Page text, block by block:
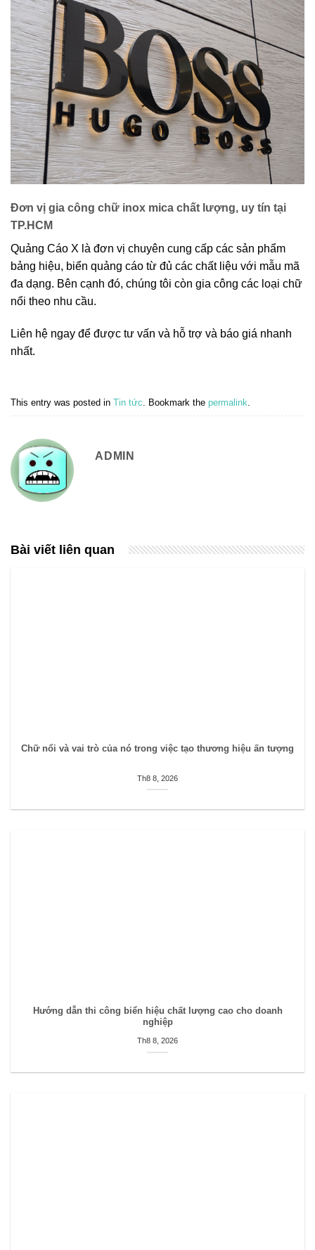
Đơn vị gia công chữ inox mica chất lượng, uy tín tại
TP.HCM
Quảng Cáo X là đơn vị chuyên cung cấp các sản phẩm
bảng hiệu, biển quảng cáo từ đủ các chất liệu với mẫu mã
đa dạng. Bên cạnh đó, chúng tôi còn gia công các loại chữ
nổi theo nhu cầu.
Liên hệ ngay để được tư vấn và hỗ trợ và báo giá nhanh
nhất.
This entry was posted in Tin tức . Bookmark the permalink
ADMIN
Bài viết liên quan
Chữ nổi và vai trò của nó trong việc tạo thương hiệu ấn tượng
Th8 8, 2026
Hướng dẫn thi công biển hiệu chất lượng cao cho doanh
nghiệp
Th8 8, 2026